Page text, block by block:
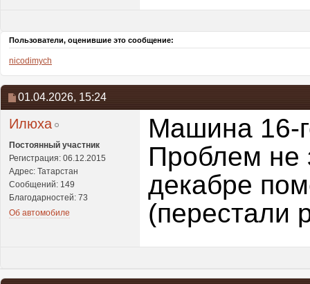
Пользователи, оценившие это сообщение:
nicodimych
01.04.2026, 15:24
Илюха
Постоянный участник
Регистрация: 06.12.2015
Адрес: Татарстан
Сообщений: 149
Благодарностей: 73
Об автомобиле
Машина 16-
Проблем не
декабре
(перестали